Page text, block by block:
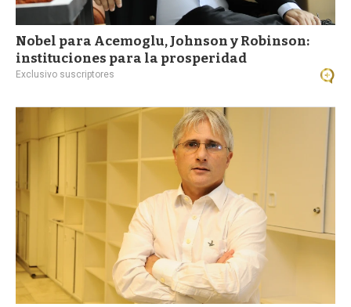
Nobel para Acemoglu, Johnson y Robinson:
instituciones para la prosperidad
Exclusivo suscriptores